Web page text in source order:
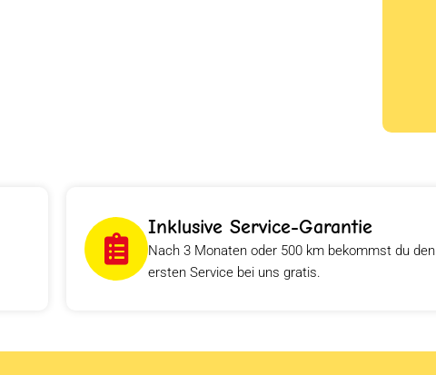
Inklusive Service-Garantie
Nach 3 Monaten oder 500 km bekommst du den
ersten Service bei uns gratis.